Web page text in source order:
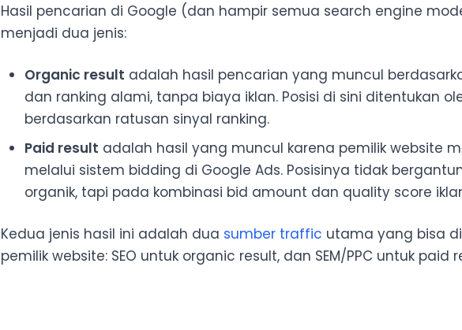
Hasil pencarian di Google (dan hampir semua search engine
menjadi dua jenis:
Organic result adalah hasil pencarian yang muncul
dan ranking alami, tanpa biaya iklan. Posisi di sini ditentukan
berdasarkan ratusan sinyal ranking.
Paid result adalah hasil yang muncul karena pemilik website
melalui sistem bidding di Google Ads. Posisinya tidak
organik, tapi pada kombinasi bid amount dan quality score
Kedua jenis hasil ini adalah dua sumber traffic utama yang bisa
pemilik website: SEO untuk organic result, dan SEM/PPC untuk paid